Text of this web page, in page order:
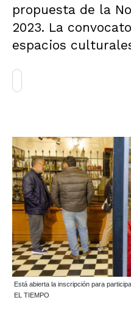
propuesta de la
2023. La
espacios
Está abierta la inscripción para
EL TIEMPO